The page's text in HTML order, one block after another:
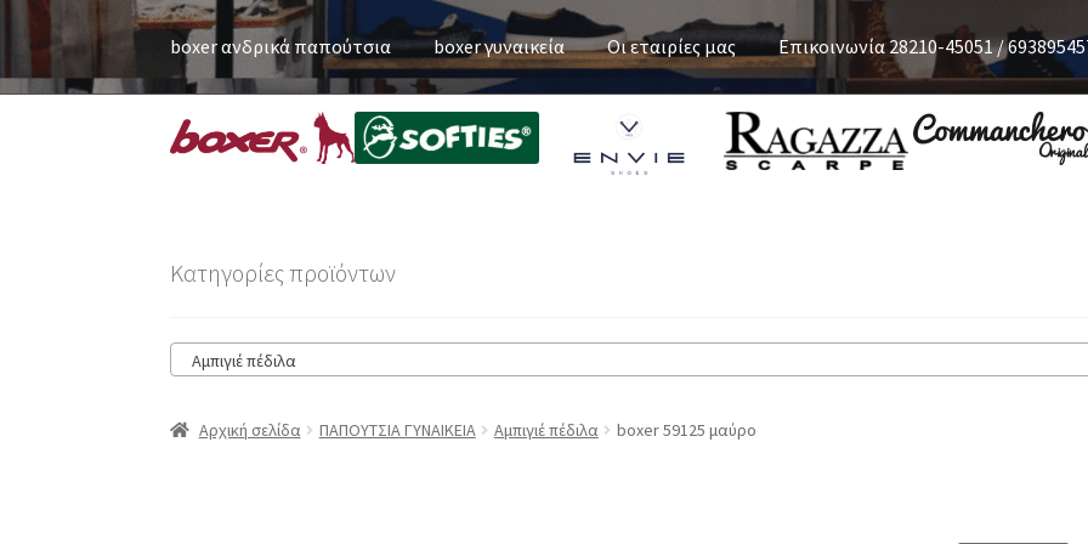
boxer ανδρικά παπούτσια boxer γυναικεία Οι εταιρίες μας Επικοινωνία 28210-45051 /
Κατηγορίες προϊόντων
Αμπιγιέ πέδιλα
Αρχική σελίδα ΠΑΠΟΥΤΣΙΑ ΓΥΝΑΙΚΕΙΑ Αμπιγιέ πέδιλα boxer 59125 μαύρο